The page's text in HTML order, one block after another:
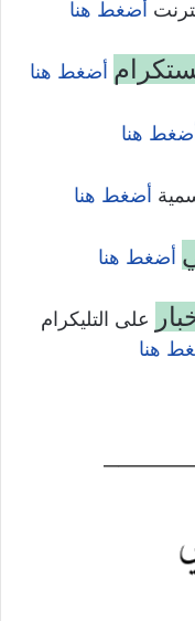
أضغط هنا
أضغط هنا
هنا
أضغط هنا
أضغط هنا
على التليكرام
هنا